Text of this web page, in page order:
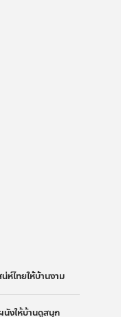
ห์ไทยให้บ้านงาม
งให้บ้านดูสนุก